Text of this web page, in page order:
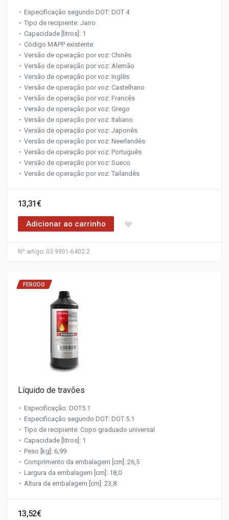
Nº artigo: 03.9901-6402.2
Especificação segundo DOT: DOT 4
Tipo de recipiente: Jarro
Capacidade [litros]: 1
Código MAPP existente:
Versão de operação por voz: Chinês
Versão de operação por voz: Alemão
Versão de operação por voz: Inglês
Versão de operação por voz: Castelhano
Versão de operação por voz: Francês
Versão de operação por voz: Grego
Versão de operação por voz: Italiano
Versão de operação por voz: Japonês
Versão de operação por voz: Neerlandês
Versão de operação por voz: Português
Versão de operação por voz: Sueco
Versão de operação por voz: Tailandês
13,31€
Adicionar ao carrinho
FERODO
Líquido de travões
Especificação: DOT5.1
Especificação segundo DOT: DOT 5.1
Tipo de recipiente: Copo graduado universal
Capacidade [litros]: 1
Peso [kg]: 6,99
Comprimento da embalagem [cm]: 26,5
Largura da embalagem [cm]: 18,0
Altura da embalagem [cm]: 23,8
13,52€